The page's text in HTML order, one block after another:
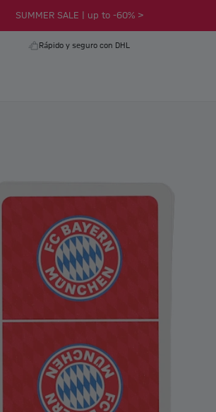
SUMMER SALE | up to -60% >
Rápido y seguro con DHL